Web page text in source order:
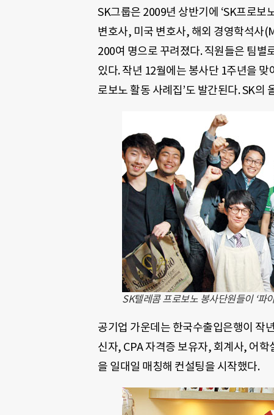
SK그룹은 2009년 상반기에 ‘SK프로보
변호사, 미국 변호사, 해외 경영학석사
200여 명으로 꾸려졌다. 직원들은 팀별
있다. 작년 12월에는 봉사단 1주년을 맞
로보노 활동 사례집’도 발간된다. SK의
SK텔레콤 프로보노 봉사단원들이 ‘파
공기업 가운데는 한국수출입은행이 작
신자, CPA 자격증 보유자, 회계사, 어
을 일대일 매칭해 컨설팅을 시작했다.